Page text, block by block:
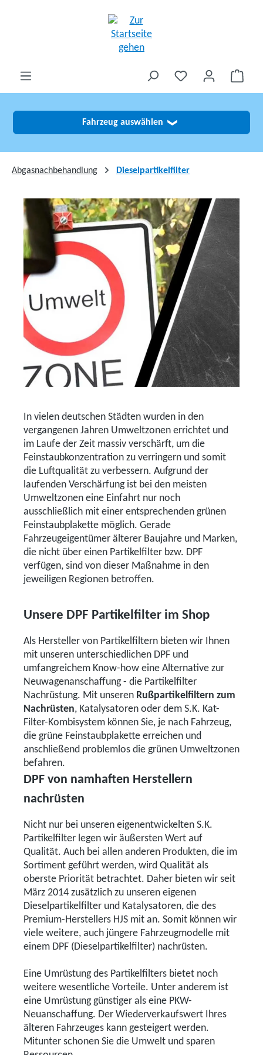
Fahrzeug auswählen ❯
Abgasnachbehandlung Dieselpartikelfilter
In vielen deutschen Städten wurden in den
vergangenen Jahren Umweltzonen errichtet und
im Laufe der Zeit massiv verschärft, um die
Feinstaubkonzentration zu verringern und somit
die Luftqualität zu verbessern. Aufgrund der
laufenden Verschärfung ist bei den meisten
Umweltzonen eine Einfahrt nur noch
ausschließlich mit einer entsprechenden grünen
Feinstaubplakette möglich. Gerade
Fahrzeugeigentümer älterer Baujahre und Marken,
die nicht über einen Partikelfilter bzw. DPF
verfügen, sind von dieser Maßnahme in den
jeweiligen Regionen betroffen.
Unsere DPF Partikelfilter im Shop
Als Hersteller von Partikelfiltern bieten wir Ihnen
mit unseren unterschiedlichen DPF und
umfangreichem Know-how eine Alternative zur
Neuwagenanschaffung - die Partikelfilter
Nachrüstung. Mit unseren Rußpartikelfiltern zum
Nachrüsten, Katalysatoren oder dem S.K. Kat-
Filter-Kombisystem können Sie, je nach Fahrzeug,
die grüne Feinstaubplakette erreichen und
anschließend problemlos die grünen Umweltzonen
befahren.
DPF von namhaften Herstellern
nachrüsten
Nicht nur bei unseren eigenentwickelten S.K.
Partikelfilter legen wir äußersten Wert auf
Qualität. Auch bei allen anderen Produkten, die im
Sortiment geführt werden, wird Qualität als
oberste Priorität betrachtet. Daher bieten wir seit
März 2014 zusätzlich zu unseren eigenen
Dieselpartikelfilter und Katalysatoren, die des
Premium-Herstellers HJS mit an. Somit können wir
viele weitere, auch jüngere Fahrzeugmodelle mit
einem DPF (Dieselpartikelfilter) nachrüsten.
Eine Umrüstung des Partikelfilters bietet noch
weitere wesentliche Vorteile. Unter anderem ist
eine Umrüstung günstiger als eine PKW-
Neuanschaffung. Der Wiederverkaufswert Ihres
älteren Fahrzeuges kann gesteigert werden.
Mitunter schonen Sie die Umwelt und sparen